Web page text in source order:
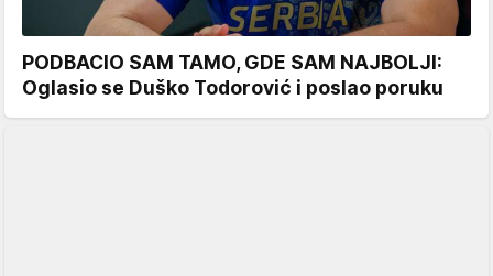
PODBACIO SAM TAMO, GDE SAM NAJBOLJI:
Oglasio se Duško Todorović i poslao poruku